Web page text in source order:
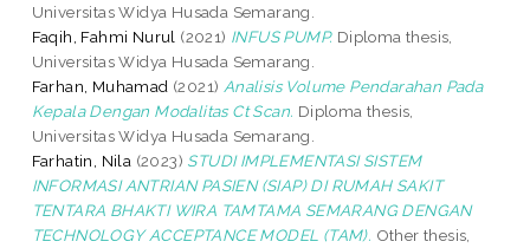
Universitas Widya Husada Semarang.
Faqih, Fahmi Nurul (2021) INFUS PUMP. Diploma thesis,
Universitas Widya Husada Semarang.
Farhan, Muhamad (2021) Analisis Volume Pendarahan Pada
Kepala Dengan Modalitas Ct Scan. Diploma thesis,
Universitas Widya Husada Semarang.
Farhatin, Nila (2023) STUDI IMPLEMENTASI SISTEM
INFORMASI ANTRIAN PASIEN (SIAP) DI RUMAH SAKIT
TENTARA BHAKTI WIRA TAMTAMA SEMARANG DENGAN
TECHNOLOGY ACCEPTANCE MODEL (TAM). Other thesis,